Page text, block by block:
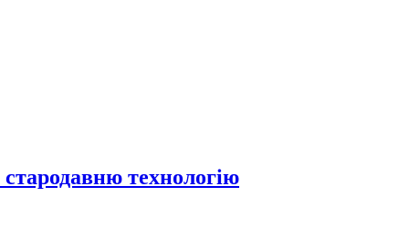
технологію